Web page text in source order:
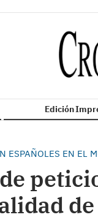
Edición
ESPAÑOLES EN EL